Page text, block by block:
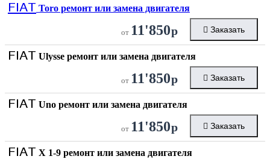
FIAT Toro ремонт или замена двигателя
от 11'850р Заказать
FIAT Ulysse ремонт или замена двигателя
от 11'850р Заказать
FIAT Uno ремонт или замена двигателя
от 11'850р Заказать
FIAT X 1-9 ремонт или замена двигателя